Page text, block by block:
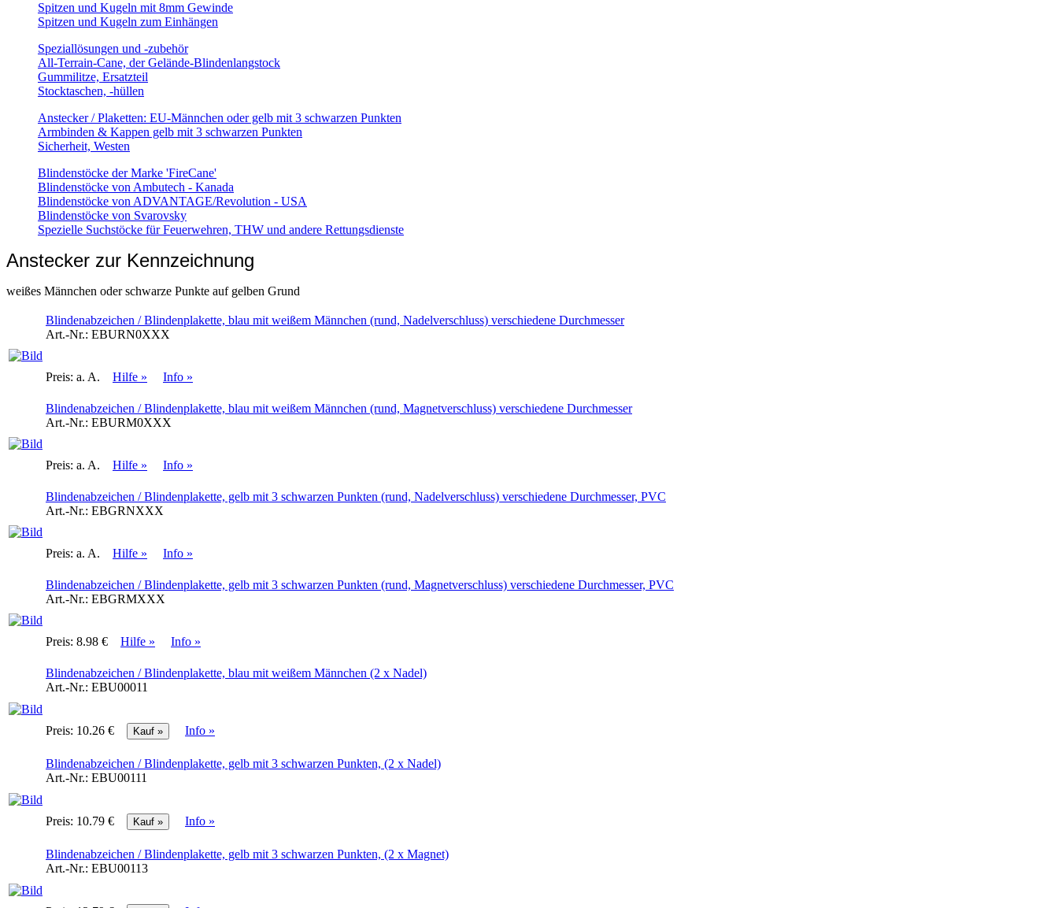
Spitzen und Kugeln mit 8mm Gewinde
Spitzen und Kugeln zum Einhängen
Speziallösungen und -zubehör
All-Terrain-Cane, der Gelände-Blindenlangstock
Gummilitze, Ersatzteil
Stocktaschen, -hüllen
Anstecker / Plaketten: EU-Männchen oder gelb mit 3 schwarzen Punkten
Armbinden & Kappen gelb mit 3 schwarzen Punkten
Sicherheit, Westen
Blindenstöcke der Marke 'FireCane'
Blindenstöcke von Ambutech - Kanada
Blindenstöcke von ADVANTAGE/Revolution - USA
Blindenstöcke von Svarovsky
Spezielle Suchstöcke für Feuerwehren, THW und andere Rettungsdienste
Anstecker zur Kennzeichnung
weißes Männchen oder schwarze Punkte auf gelben Grund
Blindenabzeichen / Blindenplakette, blau mit weißem Männchen (rund, Nadelverschluss) verschiedene Durchmesser
Art.-Nr.: EBURN0XXX
Preis: a. A. Hilfe » Info »
Blindenabzeichen / Blindenplakette, blau mit weißem Männchen (rund, Magnetverschluss) verschiedene Durchmesser
Art.-Nr.: EBURM0XXX
Preis: a. A. Hilfe » Info »
Blindenabzeichen / Blindenplakette, gelb mit 3 schwarzen Punkten (rund, Nadelverschluss) verschiedene Durchmesser, PVC
Art.-Nr.: EBGRNXXX
Preis: a. A. Hilfe » Info »
Blindenabzeichen / Blindenplakette, gelb mit 3 schwarzen Punkten (rund, Magnetverschluss) verschiedene Durchmesser, PVC
Art.-Nr.: EBGRMXXX
Preis: 8.98 € Hilfe » Info »
Blindenabzeichen / Blindenplakette, blau mit weißem Männchen (2 x Nadel)
Art.-Nr.: EBU00011
Preis: 10.26 € Info »
Blindenabzeichen / Blindenplakette, gelb mit 3 schwarzen Punkten, (2 x Nadel)
Art.-Nr.: EBU00111
Preis: 10.79 € Info »
Blindenabzeichen / Blindenplakette, gelb mit 3 schwarzen Punkten, (2 x Magnet)
Art.-Nr.: EBU00113